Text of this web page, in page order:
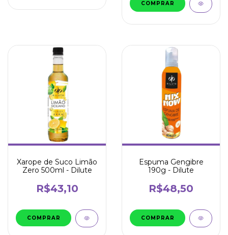
Xarope de Suco Limão
Zero 500ml - Dilute
R$43,10
Espuma Gengibre
190g - Dilute
R$48,50